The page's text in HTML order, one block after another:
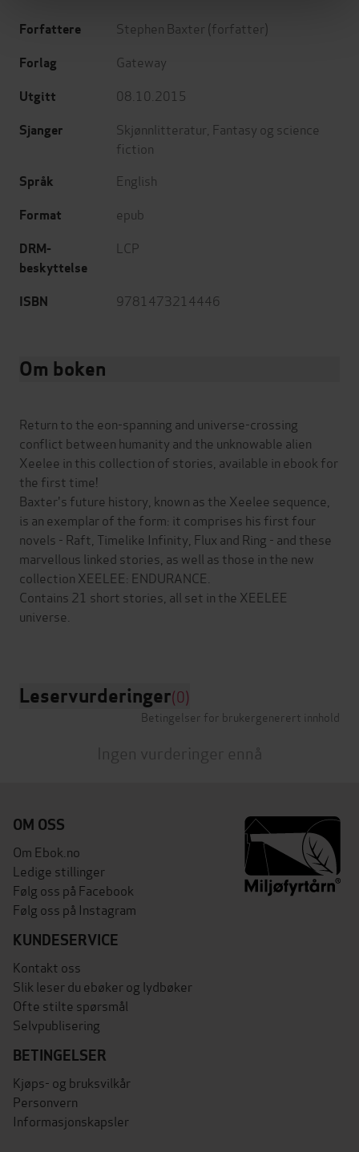
Forfattere Stephen Baxter (forfatter)
Forlag Gateway
Utgitt 08.10.2015
Sjanger Skjønnlitteratur Fantasy og science
fiction
Språk English
Format epub
DRM-
beskyttelse
LCP
ISBN 9781473214446
Om boken
Return to the eon-spanning and universe-crossing
conflict between humanity and the unknowable alien
Xeelee in this collection of stories, available in ebook for
the first time!
Baxter's future history, known as the Xeelee sequence,
is an exemplar of the form: it comprises his first four
novels - Raft, Timelike Infinity, Flux and Ring - and these
marvellous linked stories, as well as those in the new
collection XEELEE: ENDURANCE.
Contains 21 short stories, all set in the XEELEE
universe.
Leservurderinger(0)
Betingelser for brukergenerert innhold
Ingen vurderinger ennå
OM OSS
Om Ebok.no
Ledige stillinger
Følg oss på Facebook
Følg oss på Instagram
KUNDESERVICE
Kontakt oss
Slik leser du ebøker og lydbøker
Ofte stilte spørsmål
Selvpublisering
BETINGELSER
Kjøps- og bruksvilkår
Personvern
Informasjonskapsler